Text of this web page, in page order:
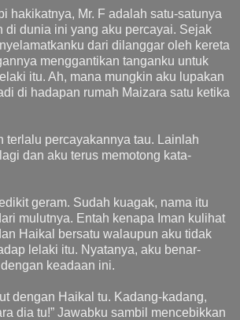
hakikatnya, Mr. F adalah satu-satunya
di dunia ini yang aku percayai. Sejak
dari dilanggar oleh kereta
menggantikan tanganku untuk
itu. Ah, mana mungkin aku lupakan
di hadapan rumah Maizara satu ketika
terlalu percayakannya tau. Lainlah
dan aku terus memotong kata-
geram. Sudah kuagak, nama itu
mulutnya. Entah kenapa Iman kulihat
Haikal bersatu walaupun aku tidak
lelaki itu. Nyatanya, aku benar-
keadaan ini.
dengan Haikal tu. Kadang-kadang,
dia tu!” Jawabku sambil mencebikkan